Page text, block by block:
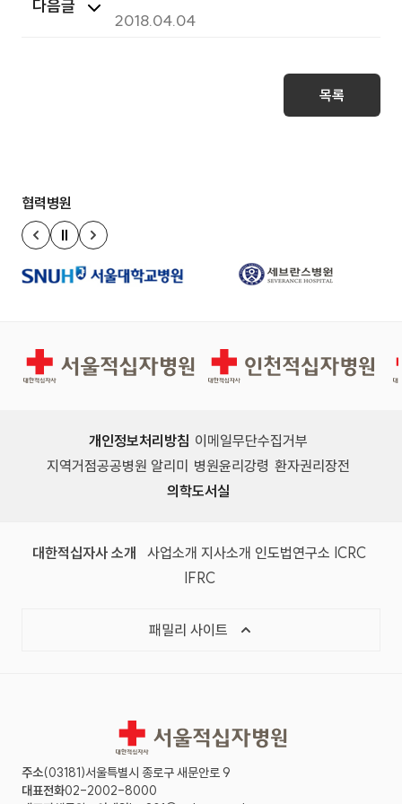
다음글
4.6(금) 휴진
2018.04.04
목록
협력병원
이전 슬라이드
정지
다음 슬라이드
서울적십자병원 인천적십자병원
개인정보처리방침 이메일무단수집거부
지역거점공공병원 알리미 병원윤리강령 환자권리장전
의학도서실
대한적십자사 소개 (새 창)
사업소개 (새 창)
지사소개 (새 창)
인도법연구소 (새 창)
ICRC(국제
IFRC(국제적십자사연맹, 새 창)
패밀리 사이트 목록 열기
서울적십자병원
주소(03181)서울특별시 종로구 새문안로 9
대표전화02-2002-8000